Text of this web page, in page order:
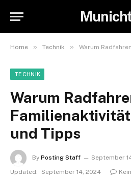
Home » Technik » Warum Radfahren eine
TECHNIK
Warum
und Tipps
By Posting Staff
September
Updated:
September 14, 2024